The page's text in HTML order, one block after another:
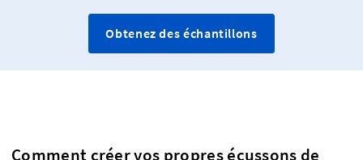
Obtenez des échantillons
Comment créer vos propres écussons de